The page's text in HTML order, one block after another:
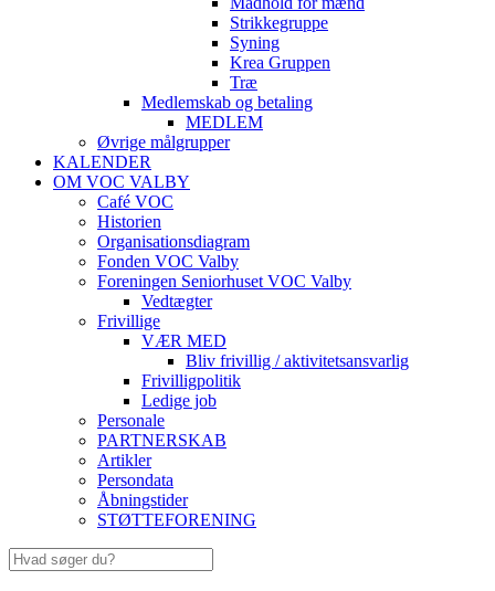
Strikkegruppe
Syning
Krea Gruppen
Træ
Medlemskab og betaling
MEDLEM
Øvrige målgrupper
KALENDER
OM VOC VALBY
Café VOC
Historien
Organisationsdiagram
Fonden VOC Valby
Foreningen Seniorhuset VOC Valby
Vedtægter
Frivillige
VÆR MED
Bliv frivillig / aktivitetsansvarlig
Frivilligpolitik
Ledige job
Personale
PARTNERSKAB
Artikler
Persondata
Åbningstider
STØTTEFORENING